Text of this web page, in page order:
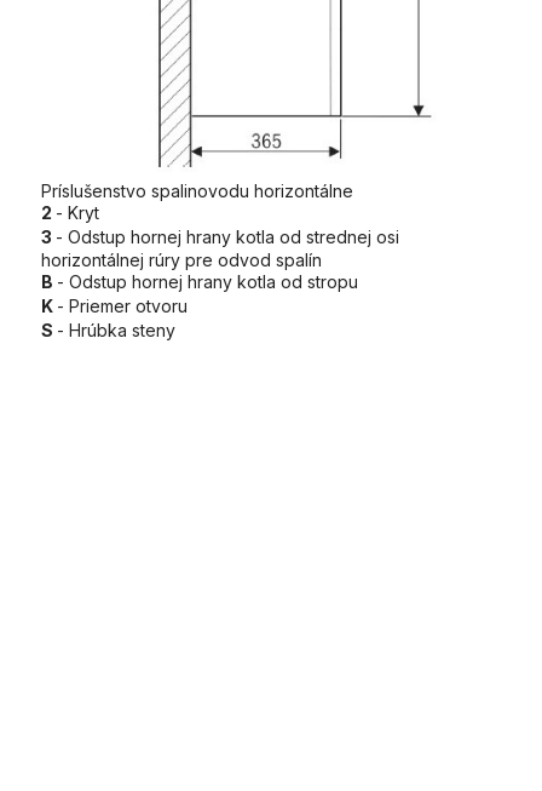
Príslušenstvo spalinovodu horizontálne
2 - Kryt
3 - Odstup hornej hrany kotla od strednej osi
horizontálnej rúry pre odvod spalín
B - Odstup hornej hrany kotla od stropu
K - Priemer otvoru
S - Hrúbka steny